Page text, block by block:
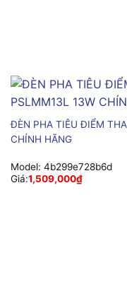
ĐÈN PHA TIÊU ĐIỂM
CHÍNH HÃNG
Model: 4b299e728b6d
Giá:1,509,000₫